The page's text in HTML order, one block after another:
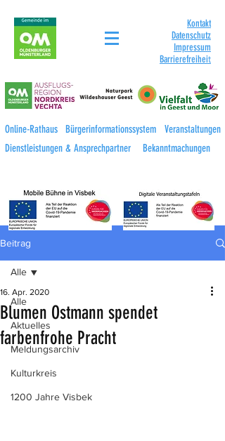
Kontakt
Datenschutz
Impressum
Barrierefreiheit
Online-Rathaus Bürgerinformationssystem
Veranstaltungen
Dienstleistungen & Ansprechpartner
Bekanntmachungen
Beitrag
Alle
Aktuelles
Meldungsarchiv
Kulturkreis
1200 Jahre Visbek
Alle
Blumen Ostmann spendet
farbenfrohe Pracht
16. Apr. 2020